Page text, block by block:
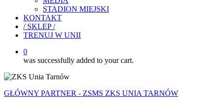
STADION MIEJSKI
KONTAKT
/ SKLEP /
TRENUJ W UNII
0
was successfully added to your cart.
GŁÓWNY PARTNER - ZSMS ZKS UNIA TARNÓW